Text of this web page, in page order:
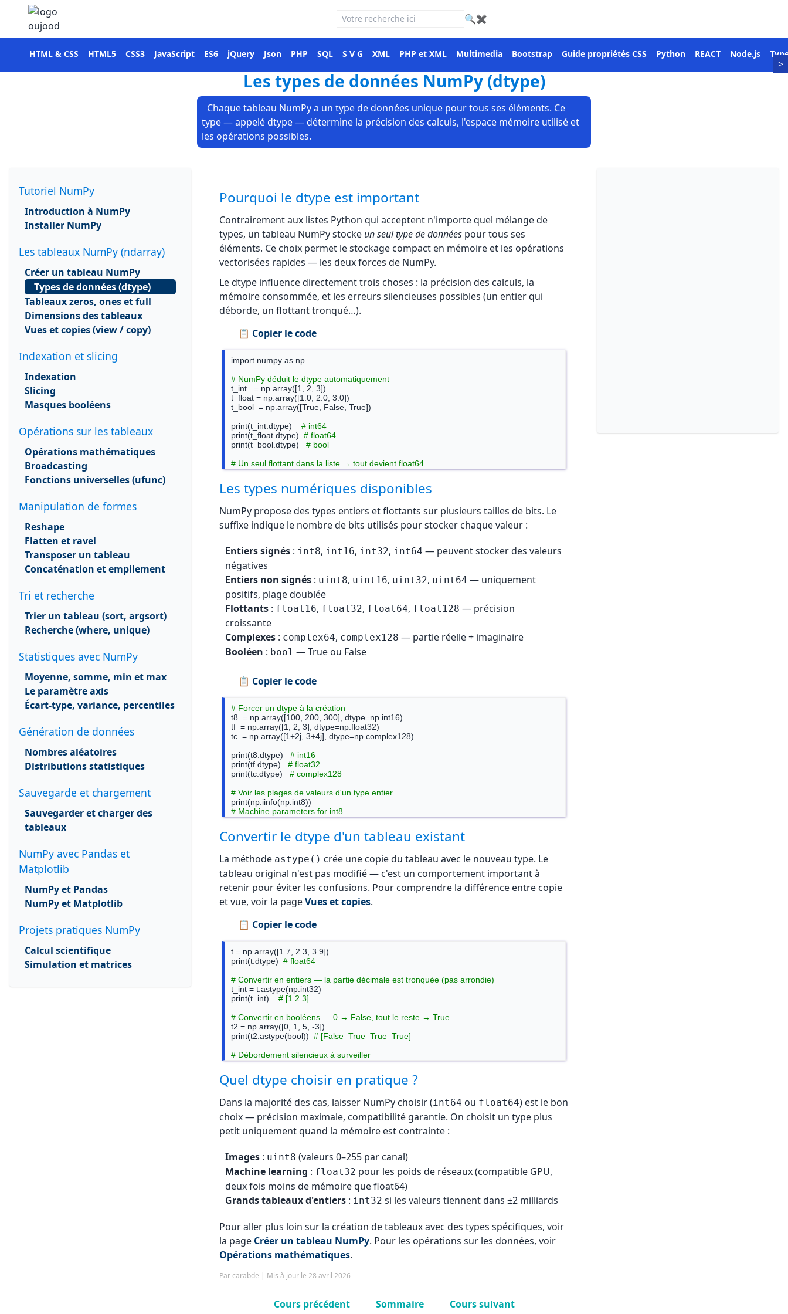
🔍 ✖
HTML & CSS HTML5 CSS3 JavaScript ES6 jQuery Json PHP SQL S V G XML PHP et XML Multimedia Bootstrap Guide propriétés CSS Python REACT Node.js
>
Les types de données NumPy (dtype)
Chaque tableau NumPy a un type de données unique pour tous ses éléments. Ce
type — appelé dtype — détermine la précision des calculs, l'espace mémoire utilisé et
les opérations possibles.
Tutoriel NumPy
Introduction à NumPy
Installer NumPy
Les tableaux NumPy (ndarray)
Créer un tableau NumPy
Types de données (dtype)
Tableaux zeros, ones et full
Dimensions des tableaux
Vues et copies (view / copy)
Indexation et slicing
Indexation
Slicing
Masques booléens
Opérations sur les tableaux
Opérations mathématiques
Broadcasting
Fonctions universelles (ufunc)
Manipulation de formes
Reshape
Flatten et ravel
Transposer un tableau
Concaténation et empilement
Tri et recherche
Trier un tableau (sort, argsort)
Recherche (where, unique)
Statistiques avec NumPy
Moyenne, somme, min et max
Le paramètre axis
Écart-type, variance, percentiles
Génération de données
Nombres aléatoires
Distributions statistiques
Sauvegarde et chargement
Sauvegarder et charger des
tableaux
NumPy avec Pandas et
Matplotlib
NumPy et Pandas
NumPy et Matplotlib
Projets pratiques NumPy
Calcul scientifique
Simulation et matrices
Pourquoi le dtype est important
Contrairement aux listes Python qui acceptent n'importe quel mélange de
types, un tableau NumPy stocke un seul type de données pour tous ses
éléments. Ce choix permet le stockage compact en mémoire et les opérations
vectorisées rapides — les deux forces de NumPy.
Le dtype influence directement trois choses : la précision des calculs, la
mémoire consommée, et les erreurs silencieuses possibles (un entier qui
déborde, un flottant tronqué…).
📋 Copier le code
import numpy as np
# NumPy déduit le dtype automatiquement
t_int   = np.array([1, 2, 3])
t_float = np.array([1.0, 2.0, 3.0])
t_bool  = np.array([True, False, True])
print(t_int.dtype) # int64
print(t_float.dtype) # float64
print(t_bool.dtype) # bool
# Un seul flottant dans la liste → tout devient float64
t_mixte = np.array([1, 2, 3.0])
print(t_mixte.dtype)
# float64
Les types numériques disponibles
NumPy propose des types entiers et flottants sur plusieurs tailles de bits. Le
suffixe indique le nombre de bits utilisés pour stocker chaque valeur :
Entiers signés : int8, int16, int32, int64 — peuvent stocker des valeurs
négatives
Entiers non signés : uint8, uint16, uint32, uint64 — uniquement
positifs, plage doublée
Flottants : float16, float32, float64, float128 — précision
croissante
Complexes : complex64, complex128 — partie réelle + imaginaire
Booléen : bool — True ou False
📋 Copier le code
# Forcer un dtype à la création
t8  = np.array([100, 200, 300], dtype=np.int16)
tf  = np.array([1, 2, 3], dtype=np.float32)
tc  = np.array([1+2j, 3+4j], dtype=np.complex128)
print(t8.dtype) # int16
print(tf.dtype) # float32
print(tc.dtype) # complex128
# Voir les plages de valeurs d'un type entier
# Machine parameters for int8
# min = -128, max = 127
# Voir la précision d'un type flottant
print(np.finfo(np.float64).precision) # 15 chiffres significatifs
Convertir le dtype d'un tableau existant
La méthode astype() crée une copie du tableau avec le nouveau type. Le
tableau original n'est pas modifié — c'est un comportement important à
retenir pour éviter les confusions. Pour comprendre la différence entre copie
et vue, voir la pageVues et copies.
📋 Copier le code
t = np.array([1.7, 2.3, 3.9])
print(t.dtype) # float64
# Convertir en entiers — la partie décimale est tronquée (pas arrondie)
t_int = t.astype(np.int32)
print(t_int) # [1 2 3]
# Convertir en booléens — 0 → False, tout le reste → True
t2 = np.array([0, 1, 5, -3])
print(t2.astype(bool)) # [False  True  True  True]
# Débordement silencieux à surveiller
# int8 va de -128 à 127, donc 200 déborde !
print(t3) # [-56] ← résultat inattendu
Quel dtype choisir en pratique ?
Dans la majorité des cas, laisser NumPy choisir (int64 ou float64) est le bon
choix — précision maximale, compatibilité garantie. On choisit un type plus
petit uniquement quand la mémoire est contrainte :
Images : uint8 (valeurs 0–255 par canal)
Machine learning : float32 pour les poids de réseaux (compatible GPU,
deux fois moins de mémoire que float64)
Grands tableaux d'entiers : int32 si les valeurs tiennent dans ±2 milliards
Pour aller plus loin sur la création de tableaux avec des types spécifiques, voir
la page Créer un tableau NumPy. Pour les opérations sur les données, voir
Opérations mathématiques.
Par carabde | Mis à jour le 28 avril 2026
Cours précédent Sommaire Cours suivant